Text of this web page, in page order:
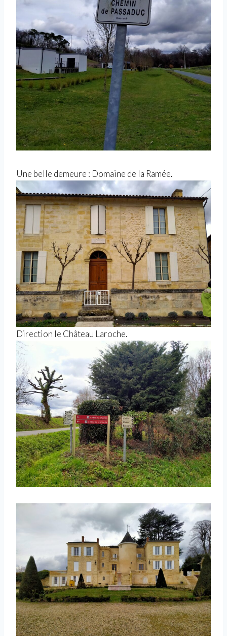
Une belle demeure : Domaine de la Ramée.
Direction le Château Laroche.